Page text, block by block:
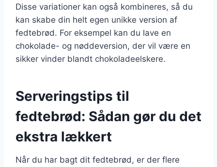
Disse variationer kan også kombineres, så du
kan skabe din helt egen unikke version af
fedtebrød. For eksempel kan du lave en
chokolade- og nøddeversion, der vil være en
sikker vinder blandt chokoladeelskere.
Serveringstips til
fedtebrød: Sådan gør du det
ekstra lækkert
Når du har bagt dit fedtebrød, er der flere